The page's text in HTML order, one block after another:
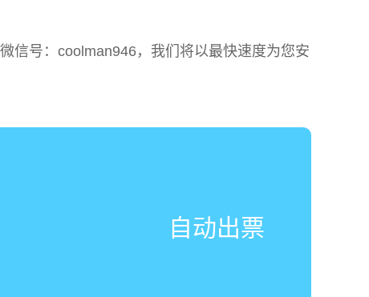
信号：coolman946，我们将以最快速度为您安
自动出票